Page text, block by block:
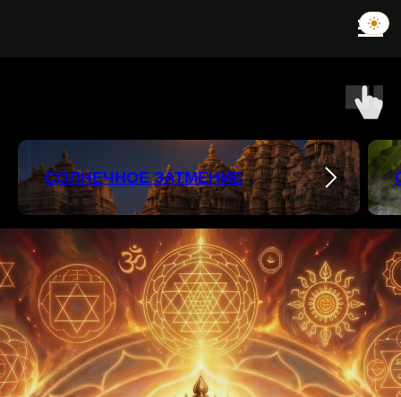
СОЛНЕЧНОЕ ЗАТМЕНИЕ